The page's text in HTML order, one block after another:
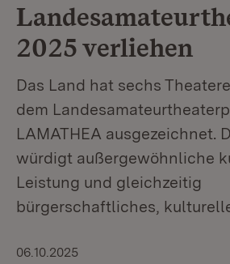
2025 verliehen
Das Land hat sechs
dem
LAMATHEA ausgezeichnet.
würdigt außergewöhnliche
Leistung und gleichzeitig
bürgerschaftliches,
06.10.2025